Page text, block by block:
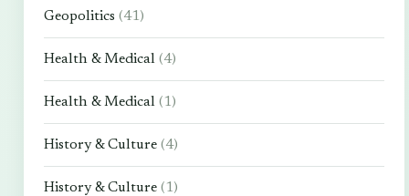
Geopolitics (41)
Health & Medical (4)
Health & Medical (1)
History & Culture (4)
History & Culture (1)